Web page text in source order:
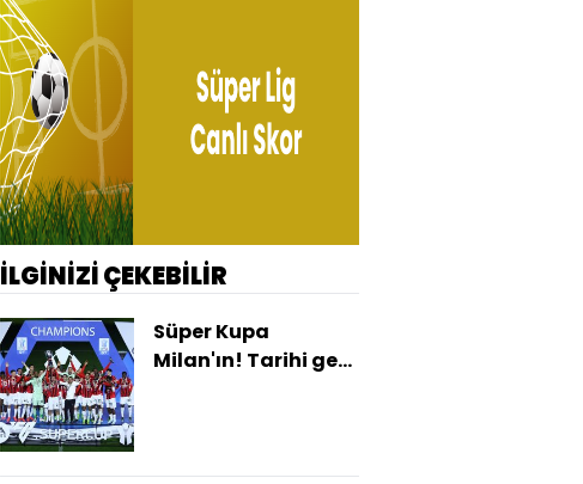
İLGİNİZİ ÇEKEBİLİR
Süper Kupa
Milan'ın! Tarihi geri